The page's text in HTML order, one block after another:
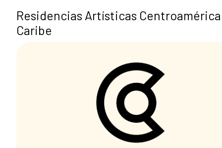
Residencias Artísticas Centroamérica
Caribe